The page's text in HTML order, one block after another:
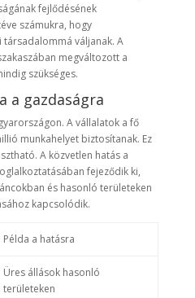
fejlődésének
számukra, hogy
váljanak. A
megváltozott a
szükséges.
a gazdaságra
A vállalatok a fő
munkahelyet biztosítanak. Ez
A közvetlen hatás a
fejeződik ki,
és hasonló területeken
kapcsolódik.
Példa a hatásra
Üres állások hasonló
területeken